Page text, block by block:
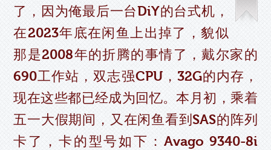
了，因为俺最后一台DiY的台式机，
在2023年底在闲鱼上出掉了，貌似
那是2008年的折腾的事情了，戴尔家的
690工作站，双志强CPU，32G的内存，
现在这些都已经成为回忆。本月初，乘着
五一大假期间，又在闲鱼看到SAS的阵列
卡了，卡的型号如下：Avago 9340-8i